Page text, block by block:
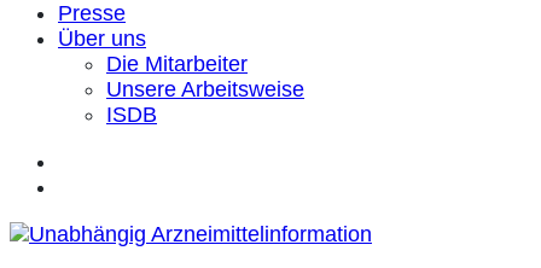
Presse
Über uns
Die Mitarbeiter
Unsere Arbeitsweise
ISDB